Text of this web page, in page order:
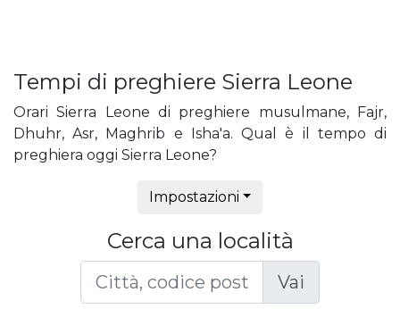
Tempi di preghiere Sierra Leone
Orari Sierra Leone di preghiere musulmane, Fajr,
Dhuhr, Asr, Maghrib e Isha'a. Qual è il tempo di
preghiera oggi Sierra Leone?
Impostazioni
Cerca una località
Vai